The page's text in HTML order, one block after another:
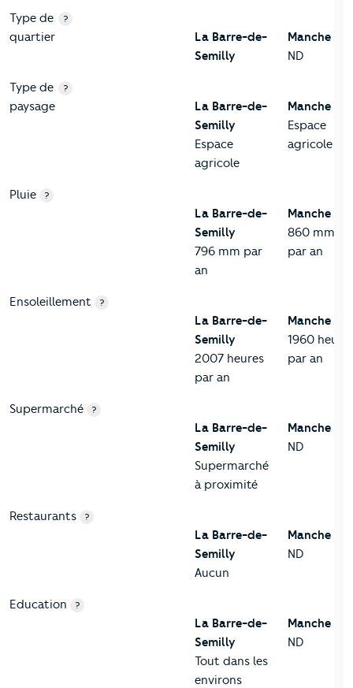
Type de
quartier
?
La Barre-de-
Semilly
Manche
ND
Type de
paysage
?
La Barre-de-
Semilly
Espace
agricole
Manche
Espace
agricole
Pluie ?
La Barre-de-
Semilly
796 mm par
an
Manche
860 mm
par an
Ensoleillement ?
La Barre-de-
Semilly
2007 heures
par an
Manche
1960
par an
Supermarché ?
La Barre-de-
Semilly
Supermarché
à proximité
Manche
ND
Restaurants ?
La Barre-de-
Semilly
Aucun
Manche
ND
Education ?
La Barre-de-
Semilly
Tout dans les
environs
Manche
ND